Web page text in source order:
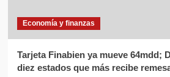
Economía y finanzas
Tarjeta Finabien ya mueve 64mdd;
diez estados que más recibe